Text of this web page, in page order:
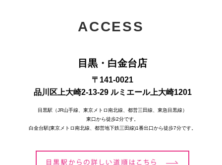
ACCESS
目黒・白金台店
〒141-0021
品川区上大崎2-13-29 ルミエール上大崎1201
目黒駅（JR山手線、東京メトロ南北線、都営三田線、東急目黒線）
東口から徒歩2分です。
白金台駅(東京メトロ南北線、都営地下鉄三田線)1番出口から徒歩7分です。